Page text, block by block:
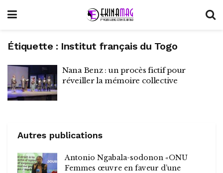
Étiquette : Institut français du Togo
Nana Benz : un procès fictif pour
réveiller la mémoire collective
Autres publications
Antonio Ngabala-sodonon «ONU
Femmes œuvre en faveur d’une